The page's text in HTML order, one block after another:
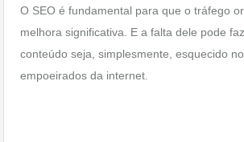
O SEO é fundamental para que o tráfego
melhora significativa. E a falta dele pode
conteúdo seja, simplesmente, esquecido
empoeirados da internet.